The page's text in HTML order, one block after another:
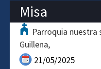
Misa
Parroquia nuestra
Guillena
21/05/2025